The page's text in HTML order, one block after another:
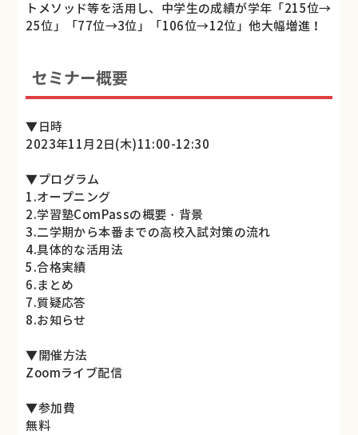
トメソッド等を活用し、中学生の成績が学年「215位→
25位」「77位→3位」「106位→12位」他大幅増進！
セミナー概要
▼日時
2023年11月2日(木)11:00-12:30
▼プログラム
1.オープニング
2.学習塾ComPassの概要・背景
3.二学期から本番までの高校入試対策の流れ
4.具体的な活用法
5.合格実績
6.まとめ
7.質疑応答
8.お知らせ
▼開催方法
Zoomライブ配信
▼参加費
無料